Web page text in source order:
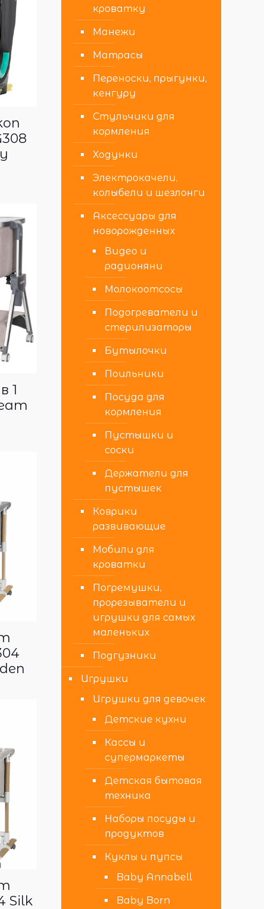
1
Silk
кроватку
Манежи
Матрасы
Переноски, прыгунки,
кенгуру
Стульчики для
кормления
Ходунки
Электрокачели,
колыбели и шезлонги
Аксессуары для
новорожденных
Видео и
радионяни
Молокоотсосы
Подогреватели и
стерилизаторы
Бутылочки
Поильники
Посуда для
кормления
Пустышки и
соски
Держатели для
пустышек
Коврики
развивающие
Мобили для
кроватки
Погремушки,
прорезыватели и
игрушки для самых
маленьких
Подгузники
Игрушки
Игрушки для девочек
Детские кухни
Кассы и
супермаркеты
Детская бытовая
техника
Наборы посуды и
продуктов
Куклы и пупсы
Baby Annabell
Baby Born